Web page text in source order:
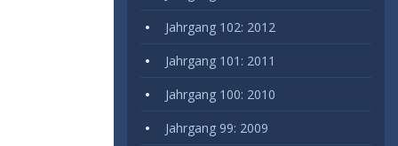
Jahrgang 102: 2012
Jahrgang 101: 2011
Jahrgang 100: 2010
Jahrgang 99: 2009